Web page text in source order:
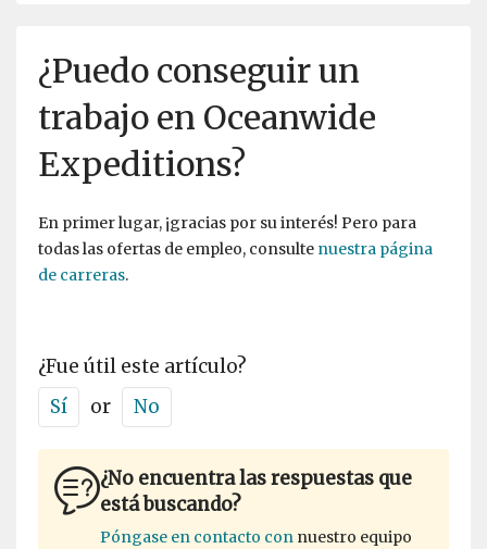
¿Puedo conseguir un
trabajo en Oceanwide
Expeditions?
En primer lugar, ¡gracias por su interés! Pero para
todas las ofertas de empleo, consulte nuestra página
de carreras.
¿Fue útil este artículo?
Sí
or No
¿No encuentra las respuestas que
está buscando?
Póngase en contacto con nuestro equipo